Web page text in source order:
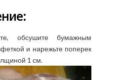
обсушите бумажным
и нарежьте поперек
1 см.